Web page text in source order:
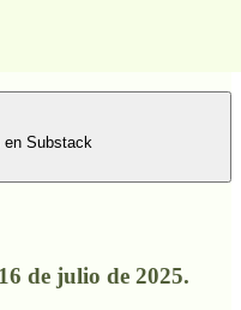
en Substack
de julio de 2025.